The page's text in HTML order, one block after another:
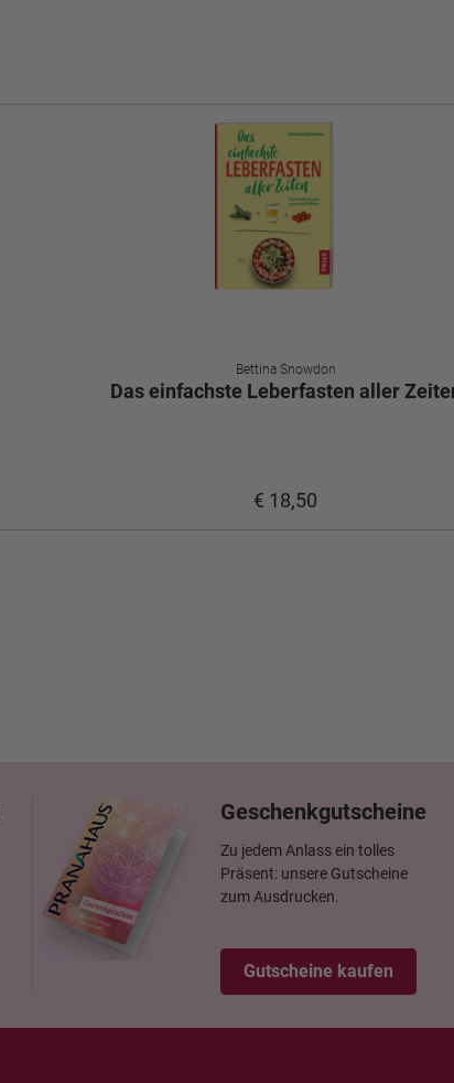
Bettina Snowdon
Das einfachste Leberfasten aller
€ 18,50
Geschenkgutscheine
Zu jedem Anlass ein tolles
Präsent: unsere Gutscheine
zum Ausdrucken.
Gutscheine kaufen